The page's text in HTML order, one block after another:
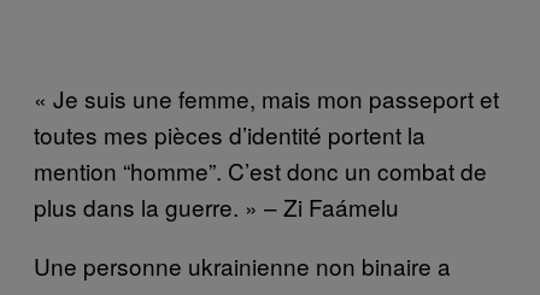
« Je suis une femme, mais mon passeport et
toutes mes pièces d’identité portent la
mention “homme”. C’est donc un combat de
plus dans la guerre. » – Zi Faámelu
Une personne ukrainienne non binaire a